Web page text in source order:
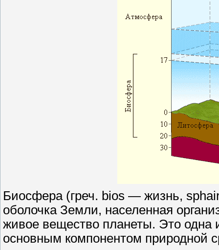
Биосфера (греч. bios — жизнь,
оболочка Земли, населенная
живое вещество планеты. Это
основным компонентом природной